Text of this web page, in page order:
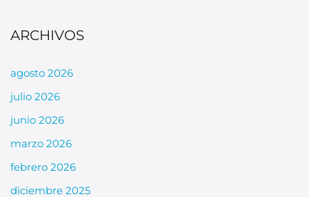
ARCHIVOS
agosto 2026
julio 2026
junio 2026
marzo 2026
febrero 2026
diciembre 2025